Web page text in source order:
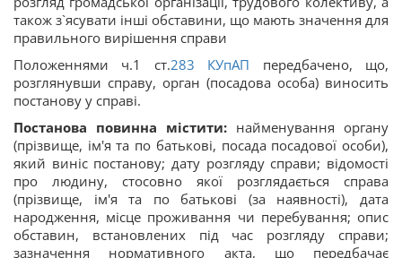
також з`ясувати інші обставини, що мають значення для
правильного вирішення справи
Положеннями ч.1 ст.283 КУпАП передбачено, що,
розглянувши справу, орган (посадова особа) виносить
постанову у справі.
Постанова повинна містити: найменування органу
(прізвище, ім'я та по батькові, посада посадової особи),
який виніс постанову; дату розгляду справи; відомості
про людину, стосовно якої розглядається справа
(прізвище, ім'я та по батькові (за наявності), дата
народження, місце проживання чи перебування; опис
обставин, встановлених під час розгляду справи;
зазначення нормативного акта, що передбачає